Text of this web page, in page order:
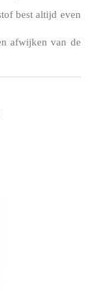
best altijd even
afwijken van de